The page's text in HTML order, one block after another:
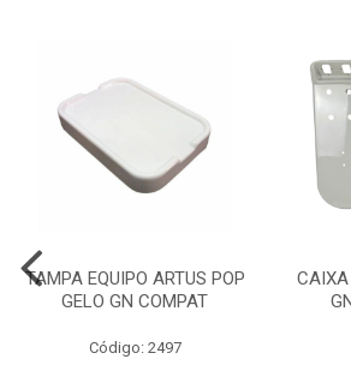
TAMPA EQUIPO ARTUS POP
GELO GN COMPAT
Código: 2497
CAIXA